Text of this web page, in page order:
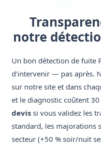
notre
Un bon détection de fuite
d'intervenir — pas après.
sur notre site et dans
et le diagnostic coûtent 30
devis si vous validez les
standard, les majorations
secteur (+50 % soir/nuit